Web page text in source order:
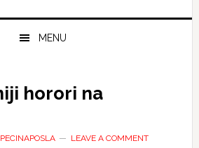
MENU
horori na
PECINAPOSLA LEAVE A COMMENT